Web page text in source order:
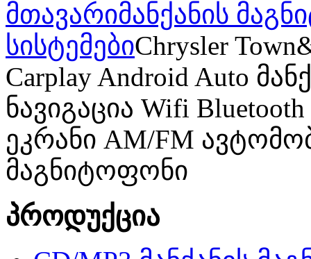
მთავარიმანქანის
სისტემებიChrysler
Carplay Android Auto
ნავიგაცია Wifi
ეკრანი AM/FM
მაგნიტოფონი
პროდუქცია